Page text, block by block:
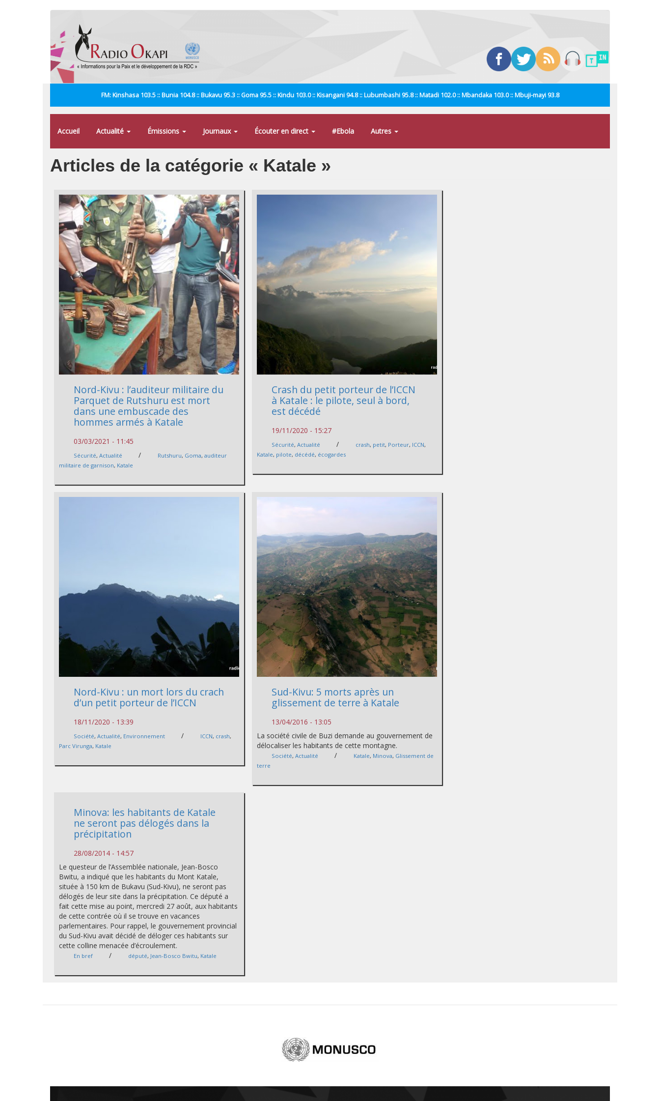
FM: Kinshasa 103.5 :: Bunia 104.8 :: Bukavu 95.3 :: Goma 95.5 :: Kindu 103.0 :: Kisangani 94.8 :: Lubumbashi 95.8 :: Matadi 102.0 :: Mbandaka 103.0 :: Mbuji-mayi 93.8
Accueil Actualité Émissions Journaux Écouter en direct #Ebola Autres
Articles de la catégorie « Katale »
Nord-Kivu : l’auditeur militaire du
Parquet de Rutshuru est mort
dans une embuscade des
hommes armés à Katale
03/03/2021 - 11:45
Sécurité,Actualité / Rutshuru, Goma,auditeur
militaire de garnison, Katale
Crash du petit porteur de l’ICCN
à Katale : le pilote, seul à bord,
est décédé
19/11/2020 - 15:27
Sécurité,Actualité / crash, petit, Porteur, ICCN,
Katale, pilote, décédé, écogardes
Nord-Kivu : un mort lors du crach
d’un petit porteur de l’ICCN
18/11/2020 - 13:39
Société,Actualité, Environnement / ICCN, crash,
Parc Virunga, Katale
Sud-Kivu: 5 morts après un
glissement de terre à Katale
13/04/2016 - 13:05
La société civile de Buzi demande au gouvernement de
délocaliser les habitants de cette montagne.
Société,Actualité / Katale, Minova, Glissement de
terre
Minova: les habitants de Katale
ne seront pas délogés dans la
précipitation
28/08/2014 - 14:57
Le questeur de l’Assemblée nationale, Jean-Bosco
Bwitu, a indiqué que les habitants du Mont Katale,
située à 150 km de Bukavu (Sud-Kivu), ne seront pas
délogés de leur site dans la précipitation. Ce député a
fait cette mise au point, mercredi 27 août, aux habitants
de cette contrée où il se trouve en vacances
parlementaires. Pour rappel, le gouvernement provincial
du Sud-Kivu avait décidé de déloger ces habitants sur
cette colline menacée d’écroulement.
En bref / député, Jean-Bosco Bwitu, Katale